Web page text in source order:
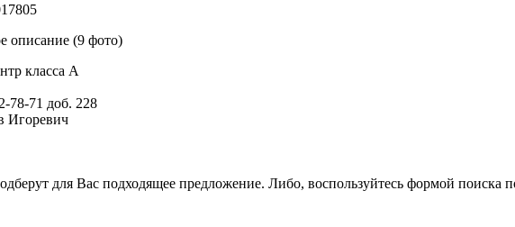
описание (9 фото)
класса А
78-71 доб. 228
Игоревич
для Вас подходящее предложение. Либо, воспользуйтесь формой поиска